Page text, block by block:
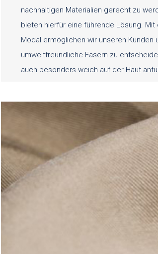
nachhaltigen Materialien gerecht zu
bieten hierfür eine führende Lösung. Mit
Modal ermöglichen wir unseren Kunden
umweltfreundliche Fasern zu
auch besonders weich auf der Haut